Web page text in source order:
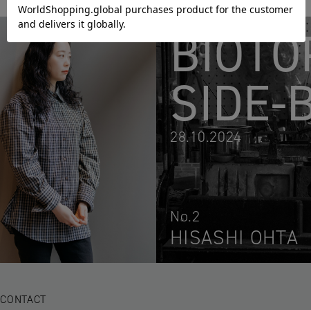
SIDE-
28.10.2024
No.2
HISASHI OHTA
CONTACT